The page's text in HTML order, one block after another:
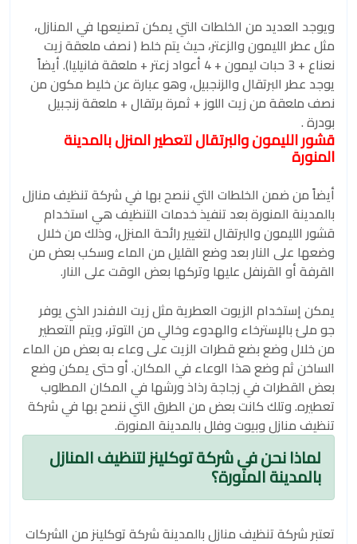
ويوجد العديد من الخلطات التي يمكن تصنيعها في المنازل،
مثل عطر الليمون والزعتر، حيث يتم خلط ( نصف ملعقة زيت
نعناع + 3 حبات ليمون + 4 أعواد زعتر + ملعقة فانيليا). أيضاً
يوجد عطر البرتقال والزنجبيل، وهو عبارة عن خليط مكون من
نصف ملعقة من زيت اللوز + ثمرة برتقال + ملعقة زنجبيل
بودرة .
قشور الليمون والبرتقال لتعطير المنزل بالمدينة
المنورة
أيضاً من ضمن الخلطات التي ننصح بها في شركة تنظيف منازل
بالمدينة المنورة بعد تنفيذ خدمات التنظيف هي استخدام
قشور الليمون والبرتقال لتغيير رائحة المنزل، وذلك من خلال
وضعها على النار بعد وضع القليل من الماء وسكب بعض من
القرفة أو القرنفل عليها وتركها بعض الوقت على النار.
يمكن إستخدام الزيوت العطرية مثل زيت الافندر الذي يوفر
جو ملئ بالإسترخاء والهدوء وخالي من التوتر، ويتم التعطير
من خلال وضع بضع قطرات الزيت على وعاء به بعض من الماء
الساخن ثم وضع هذا الوعاء في المكان. أو حتى يمكن وضع
بعض القطرات في زجاجة رذاذ ورشها في المكان المطلوب
تعطيره. وتلك كانت بعض من الطرق التي ننصح بها في شركة
تنظيف منازل وبيوت وفلل بالمدينة المنورة.
لماذا نحن في شركة توكلينز لتنظيف المنازل
بالمدينة المنورة؟
تعتبر شركة تنظيف منازل بالمدينة شركة توكلينز من الشركات